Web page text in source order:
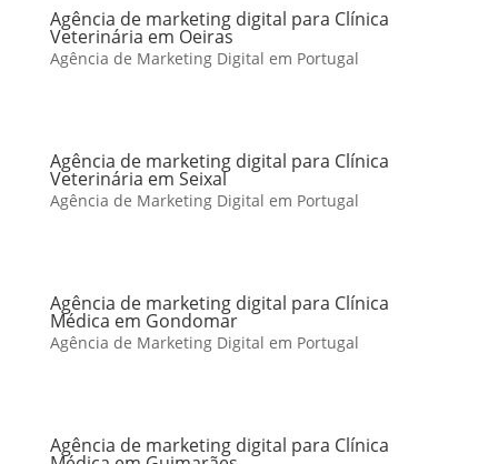
Agência de marketing digital para Clínica
Veterinária em Oeiras
Agência de Marketing Digital em Portugal
Agência de marketing digital para Clínica
Veterinária em Seixal
Agência de Marketing Digital em Portugal
Agência de marketing digital para Clínica
Médica em Gondomar
Agência de Marketing Digital em Portugal
Agência de marketing digital para Clínica